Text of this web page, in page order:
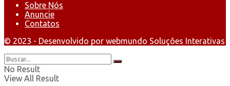
Sobre Nós
Anuncie
Contatos
© 2023 - Desenvolvido por webmundo Soluções Interativas
No Result
View All Result